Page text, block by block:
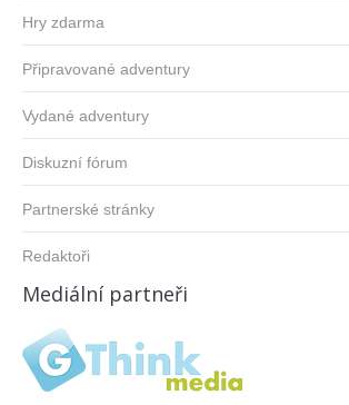
Hry zdarma
Připravované adventury
Vydané adventury
Diskuzní fórum
Partnerské stránky
Redaktoři
Mediální partneři